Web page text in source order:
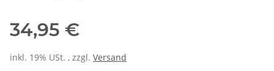
34,95 €
inkl. 19% USt. , zzgl. Versand